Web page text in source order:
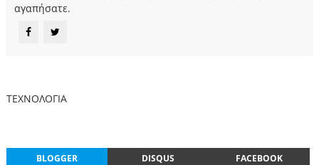
αγαπήσατε.
ΤΕΧΝΟΛΟΓΙΑ
BLOGGER DISQUS FACEBOOK